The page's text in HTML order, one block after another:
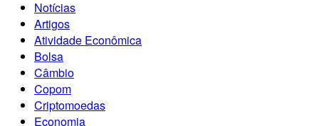
Notícias
Artigos
Atividade Econômica
Bolsa
Câmbio
Copom
Criptomoedas
Economia